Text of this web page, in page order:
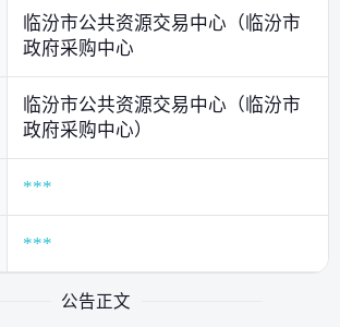
临汾市公共资源交易中心（临汾市
政府采购中心
临汾市公共资源交易中心（临汾市
政府采购中心）
***
***
公告正文